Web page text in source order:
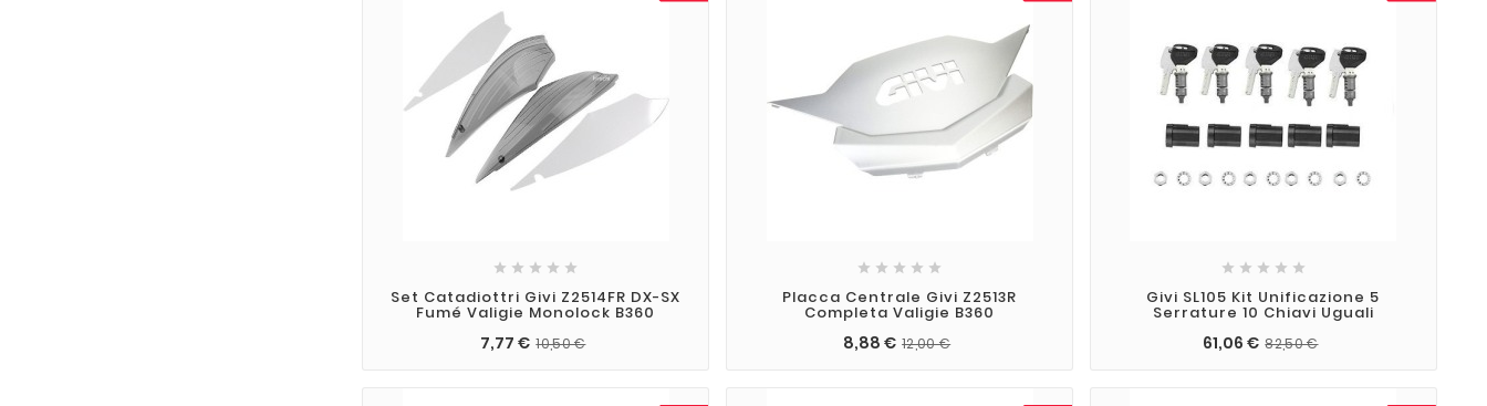
    
Set Catadiottri Givi Z2514FR DX-SX
Fumé Valigie Monolock B360
7,77 € 10,50 €
    
Placca Centrale Givi Z2513R
Completa Valigie B360
8,88 € 12,00 €
    
Givi SL105 Kit Unificazione 5
Serrature 10 Chiavi Uguali
61,06 € 82,50 €